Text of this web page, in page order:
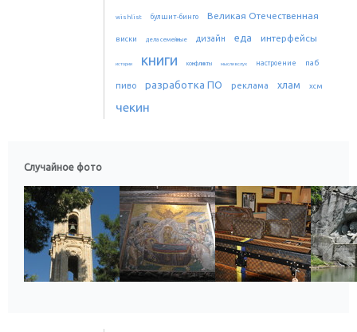
wishlist булшит-бинго Великая Отечественная
виски дела семейные дизайн еда интерфейсы
истории книги конфликты мысли вслух настроение паб
пиво разработка ПО реклама хлам хсм
чекин
Случайное фото